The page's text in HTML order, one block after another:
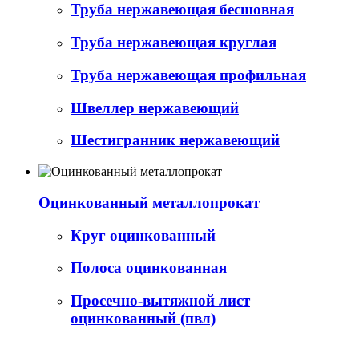
Труба нержавеющая бесшовная
Труба нержавеющая круглая
Труба нержавеющая профильная
Швеллер нержавеющий
Шестигранник нержавеющий
Оцинкованный металлопрокат
Круг оцинкованный
Полоса оцинкованная
Просечно-вытяжной лист
оцинкованный (пвл)